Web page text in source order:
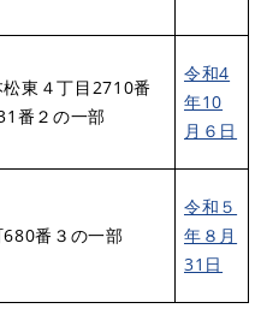
東４丁目2710番
番２の一部
令和4
年10
月６日
番３の一部
令和５
年８月
31日